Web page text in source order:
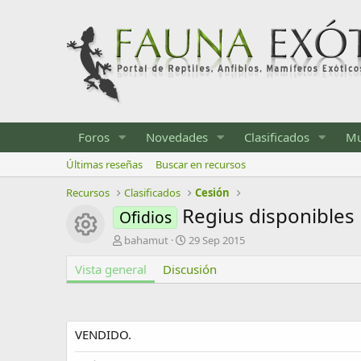
Foros Novedades Clasificados
Últimas reseñas
Buscar en recursos
Recursos
Clasificados Cesión
Icono del recurso
Ofidios Regius disponibles
A
t
o
bahamut
F
c
h
r
29 Sep 2015
Vista general Discusión
VENDIDO.